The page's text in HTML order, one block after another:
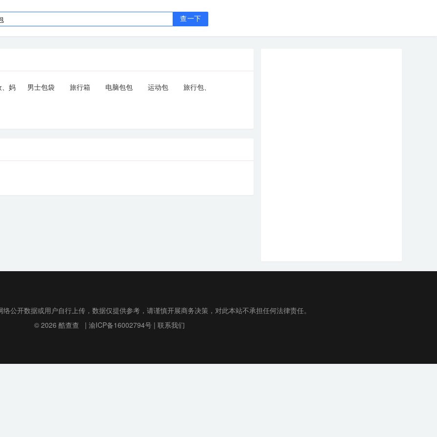
查一下
、妈
男士包袋 旅行箱 电脑包包 运动包
旅行包、
公开数据或用户自行上传，数据仅提供参考，请谨慎开展商务决策，对此本站不承担任何法律责任。
© 2026 酷查查 | 渝ICP备16002794号| 联系我们